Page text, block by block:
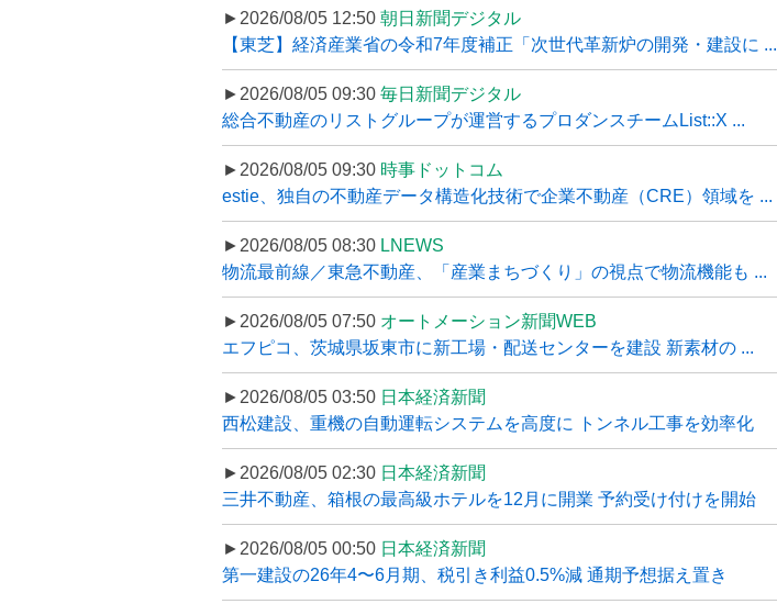
►2026/08/05 12:50 朝日新聞デジタル
【東芝】経済産業省の令和7年度補正「次世代革新炉の開発・建設に ...
►2026/08/05 09:30 毎日新聞デジタル
総合不動産のリストグループが運営するプロダンスチームList::X ...
►2026/08/05 09:30 時事ドットコム
estie、独自の不動産データ構造化技術で企業不動産（CRE）領域を ...
►2026/08/05 08:30 LNEWS
物流最前線／東急不動産、「産業まちづくり」の視点で物流機能も ...
►2026/08/05 07:50 オートメーション新聞WEB
エフピコ、茨城県坂東市に新工場・配送センターを建設 新素材の ...
►2026/08/05 03:50 日本経済新聞
西松建設、重機の自動運転システムを高度に トンネル工事を効率化
►2026/08/05 02:30 日本経済新聞
三井不動産、箱根の最高級ホテルを12月に開業 予約受け付けを開始
►2026/08/05 00:50 日本経済新聞
第一建設の26年4〜6月期、税引き利益0.5%減 通期予想据え置き